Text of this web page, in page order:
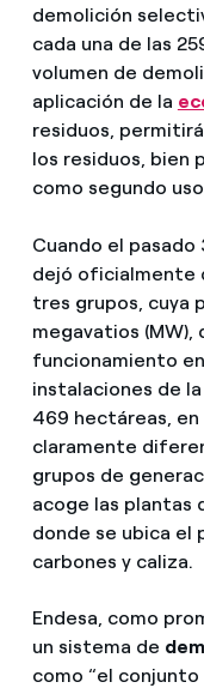
demolición
cada una de las
volumen de
aplicación de la
residuos,
los residuos, bien
como segundo
Cuando el
dejó oficialmente
tres grupos, cuya
megavatios (MW),
funcionamiento
instalaciones de
469 hectáreas,
claramente
grupos de
acoge las plantas
donde se ubica el
carbones y caliza.
Endesa, como
un sistema de
como “el